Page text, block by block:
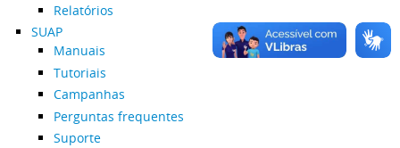
Relatórios
SUAP
Manuais
Tutoriais
Campanhas
Perguntas frequentes
Suporte